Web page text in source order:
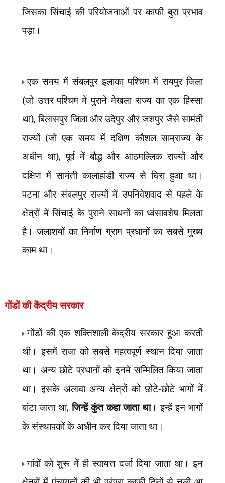
जिसका सिंचाई की परियोजनाओं पर काफी बुरा प्रभाव
पड़ा।
एक समय में संबलपुर इलाका पश्चिम में रायपुर जिला
(जो उत्तर-पश्चिम में पुराने मेखला राज्य का एक हिस्सा
था),बिलासपुर जिला और उदेपुर और जशपुर जैसे सामंती
राज्यों (जो एक समय में दक्षिण कौशल साम्राज्य के
अधीन था),पूर्व में बौद्ध और आठमल्लिक राज्यों और
दक्षिण में सामंती कालाहांडी राज्य से घिरा हुआ था।
पटना और संबलपुर राज्यों में उपनिवेशवाद से पहले के
क्षेत्रों में सिंचाई के पुराने साधनों का ध्वंसावशेष मिलता
है। जलाशयों का निर्माण ग्राम प्रधानों का सबसे मुख्य
काम था।
गोंडों की केंद्रीय सरकार
गोंडों की एक शक्तिशाली केंद्रीय सरकार हुआ करती
थी। इसमें राजा को सबसे महत्वपूर्ण स्थान दिया जाता
था। अन्य छोटे प्रधानों को इनमें सम्मिलित किया जाता
था। इसके अलावा अन्य क्षेत्रों को छोटे-छोटे भागों में
बांटा जाता था,जिन्हें कुंत कहा जाता था। इन्हें इन भागों
के संस्थापकों के अधीन कर दिया जाता था।
गांवों को शुरू में ही स्वायत्त दर्जा दिया जाता था। इन